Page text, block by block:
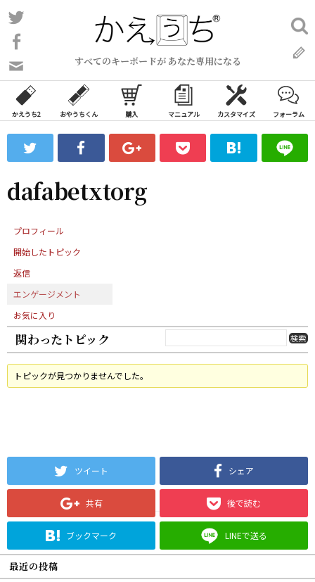
コ
ン
ン
ツ
ス
ッ
すべてのキーボードが あなた専用になる
い
合
わ
フ
ォ
ム
検
索:
かえうち2 おやうちくん 購入 マニュアル カスタマイズ フォーラム
dafabetxtorg
プロフィール
開始したトピック
返信
エンゲージメント
お気に入り
関わったトピック
トピックが見つかりませんでした。
ツイート シェア
共有 後で読む
ブックマーク LINEで送る
最近の投稿